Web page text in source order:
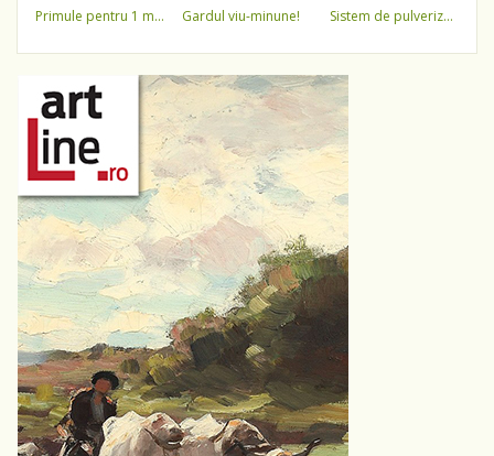
primule pentru 1 martie 3,5 lei / ghiveci !!!! gardul viu-minune! sistem de pulverizare a apei